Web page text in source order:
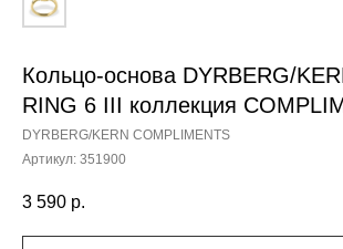
Кольцо-основа DYRBERG/
RING 6 III коллекция
DYRBERG/KERN COMPLIMENTS
Артикул: 351900
3 590 р.